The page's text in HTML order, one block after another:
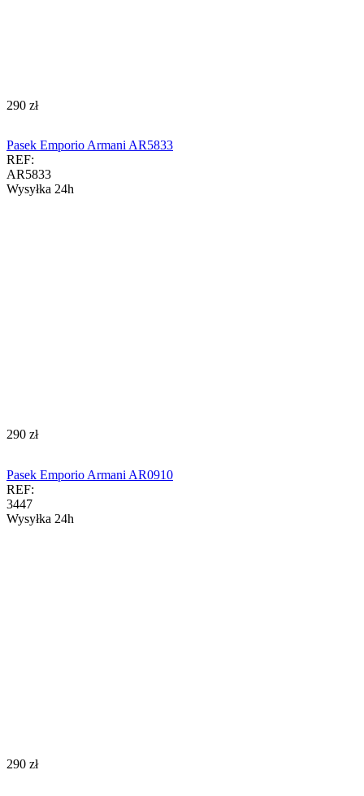
‍290‍ zł
Pasek Emporio Armani AR5833
REF:
AR5833
Wysyłka 24h
‍290‍ zł
Pasek Emporio Armani AR0910
REF:
3447
Wysyłka 24h
‍290‍ zł